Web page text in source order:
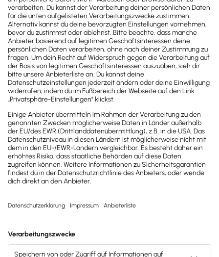
Zertifikate
Deine Daten sind in sicheren
Händen
DieBuchhaltungssoftwarevon Lexware Office
verlässt sich nicht nur auf die üblichen
Sicherheitskonzepte, sondern erreicht bei der
Datensicherheit ein Niveau, welches du sonst nur
von Banken gewohnt bist. Das bestätigt auch der
TÜV.
Unabhängig geprüft vom TÜV – für höchste
Bereichen.